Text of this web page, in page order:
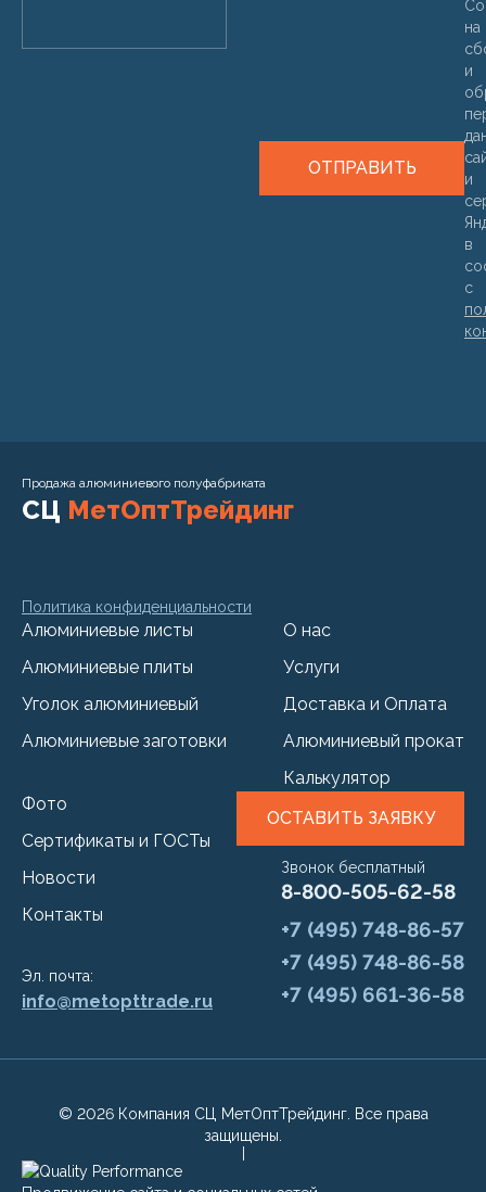
ОТПРАВИТЬ
на
и
и
в
с
Продажа алюминиевого полуфабриката
СЦ МетОптТрейдинг
Политика конфиденциальности
Алюминиевые листы
Алюминиевые плиты
Уголок алюминиевый
Алюминиевые заготовки
О нас
Услуги
Доставка и Оплата
Алюминиевый прокат
Калькулятор
Фото
Сертификаты и ГОСТы
Новости
Контакты
Эл. почта:
info@metopttrade.ru
ОСТАВИТЬ ЗАЯВКУ
Звонок бесплатный
8-800-505-62-58
+7 (495) 748-86-57
+7 (495) 748-86-58
+7 (495) 661-36-58
© 2026 Компания СЦ МетОптТрейдинг. Все права
защищены.